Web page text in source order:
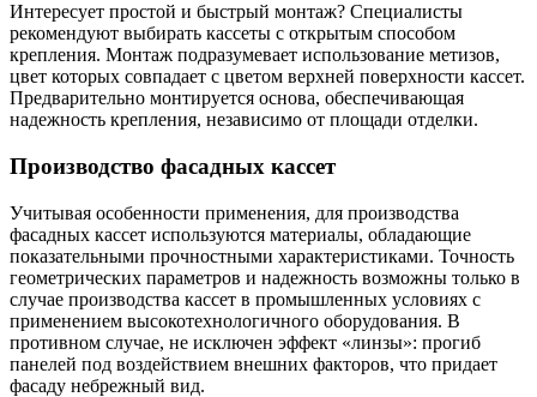
Интересует простой и быстрый монтаж? Специалисты
рекомендуют выбирать кассеты с открытым способом
крепления. Монтаж подразумевает использование метизов,
цвет которых совпадает с цветом верхней поверхности кассет.
Предварительно монтируется основа, обеспечивающая
надежность крепления, независимо от площади отделки.
Производство фасадных кассет
Учитывая особенности применения, для производства
фасадных кассет используются материалы, обладающие
показательными прочностными характеристиками. Точность
геометрических параметров и надежность возможны только в
случае производства кассет в промышленных условиях с
применением высокотехнологичного оборудования. В
противном случае, не исключен эффект «линзы»: прогиб
панелей под воздействием внешних факторов, что придает
фасаду небрежный вид.